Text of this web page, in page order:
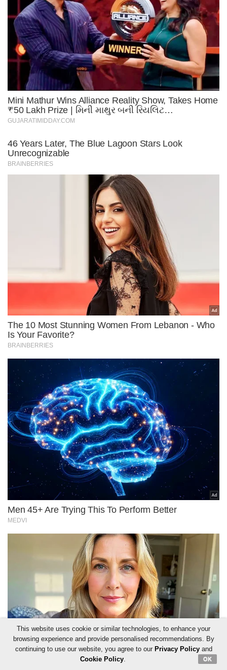
This website uses cookie or similar technologies, to enhance your
browsing experience and provide personalised recommendations. By
continuing to use our website, you agree to our Privacy Policyand
Cookie Policy. OK